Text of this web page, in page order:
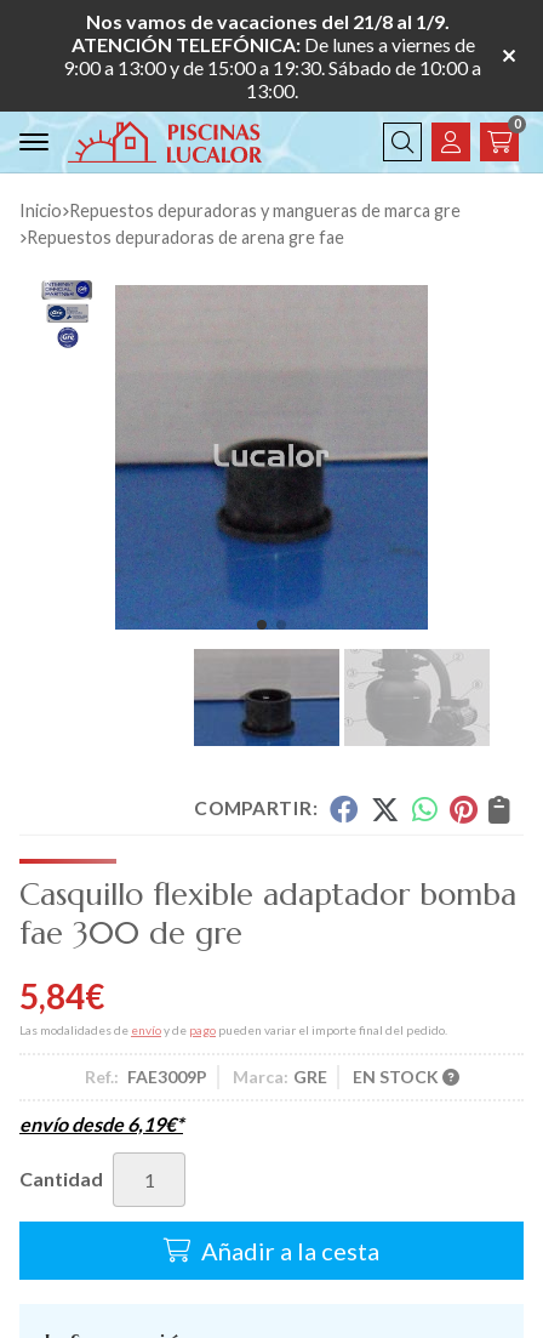
Nos vamos de vacaciones del 21/8 al 1/9.
ATENCIÓN TELEFÓNICA: De lunes a viernes de
9:00 a 13:00 y de 15:00 a 19:30. Sábado de 10:00 a
13:00.
Buscar
0
Inicio
repuestos depuradoras y mangueras de marca gre
repuestos depuradoras de arena gre fae
COMPARTIR:
Casquillo flexible adaptador bomba
fae 300 de gre
5,84€
Las modalidades de envíoy de pago pueden variar el importe final del pedido.
Ref.: FAE3009P Marca: GRE EN STOCK
envío desde6,19€*
Cantidad
Añadir a la cesta